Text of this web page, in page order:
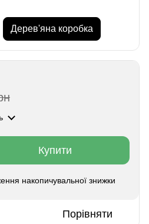
Дерев'яна коробка
Купити
накопичувальної знижки
Порівняти